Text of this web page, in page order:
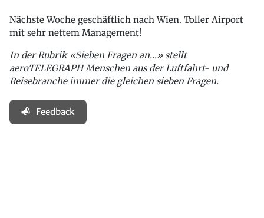
Nächste Woche geschäftlich nach Wien. Toller Airport
mit sehr nettem Management!
In der Rubrik «Sieben Fragen an…» stellt
aeroTELEGRAPH Menschen aus der Luftfahrt- und
Reisebranche immer die gleichen sieben Fragen.
Feedback